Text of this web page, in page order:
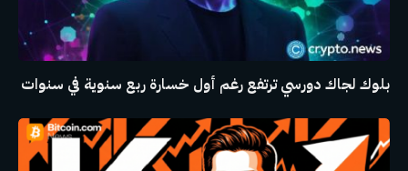
بلوك لجاك دورسي ترتفع رغم أول خسارة ربع سنوية في سنوات